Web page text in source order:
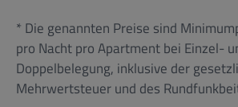
* Die genannten Preise sind
pro Nacht pro Apartment bei Einzel-
Doppelbelegung, inklusive der
Mehrwertsteuer und des